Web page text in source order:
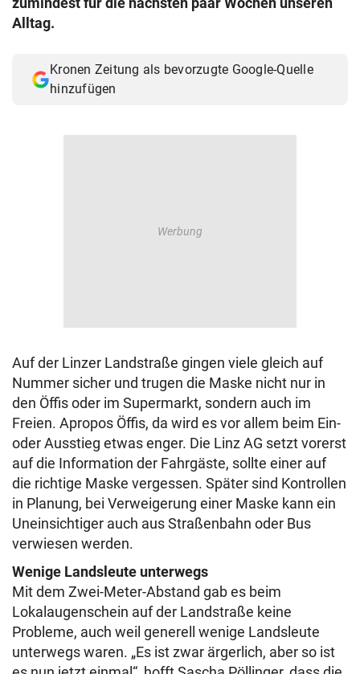
Alltag.
Kronen Zeitung als bevorzugte Google-Quelle
hinzufügen
Auf der Linzer Landstraße gingen viele gleich auf
Nummer sicher und trugen die Maske nicht nur in
den Öffis oder im Supermarkt, sondern auch im
Freien. Apropos Öffis, da wird es vor allem beim Ein-
oder Ausstieg etwas enger. Die Linz AG setzt vorerst
auf die Information der Fahrgäste, sollte einer auf
die richtige Maske vergessen. Später sind Kontrollen
in Planung, bei Verweigerung einer Maske kann ein
Uneinsichtiger auch aus Straßenbahn oder Bus
verwiesen werden.
Wenige Landsleute unterwegs
Mit dem Zwei-Meter-Abstand gab es beim
Lokalaugenschein auf der Landstraße keine
Probleme, auch weil generell wenige Landsleute
unterwegs waren. „Es ist zwar ärgerlich, aber so ist